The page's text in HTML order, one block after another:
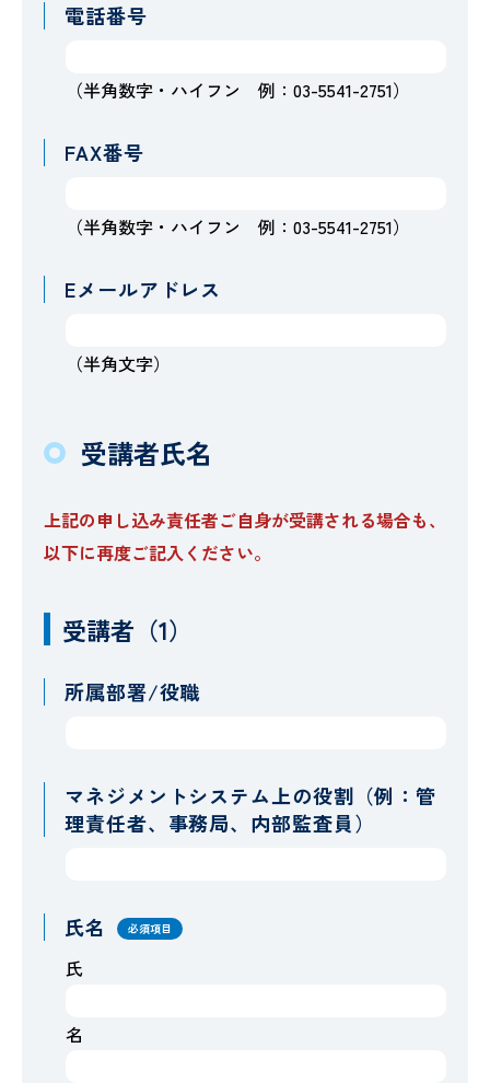
電話番号
（半角数字・ハイフン 例：03-5541-2751）
FAX番号
（半角数字・ハイフン 例：03-5541-2751）
Eメールアドレス
（半角文字）
受講者氏名
上記の申し込み責任者ご自身が受講される場合も、
以下に再度ご記入ください。
受講者（1）
所属部署/役職
マネジメントシステム上の役割（例：管
理責任者、事務局、内部監査員）
氏名 必須項目
氏
名